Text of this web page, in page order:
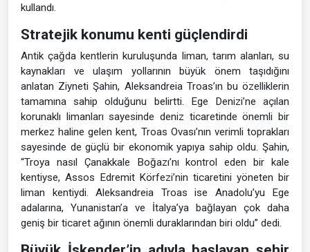
kullandı.
Stratejik konumu kenti güçlendirdi
Antik çağda kentlerin kuruluşunda liman, tarım alanları, su
kaynakları ve ulaşım yollarının büyük önem taşıdığını
anlatan Ziyneti Şahin, Aleksandreia Troas’ın bu özelliklerin
tamamına sahip olduğunu belirtti. Ege Denizi’ne açılan
korunaklı limanları sayesinde deniz ticaretinde önemli bir
merkez haline gelen kent, Troas Ovası’nın verimli toprakları
sayesinde de güçlü bir ekonomik yapıya sahip oldu. Şahin,
“Troya nasıl Çanakkale Boğazı’nı kontrol eden bir kale
kentiyse, Assos Edremit Körfezi’nin ticaretini yöneten bir
liman kentiydi. Aleksandreia Troas ise Anadolu’yu Ege
adalarına, Yunanistan’a ve İtalya’ya bağlayan çok daha
geniş bir ticaret ağının önemli duraklarından biri oldu” dedi.